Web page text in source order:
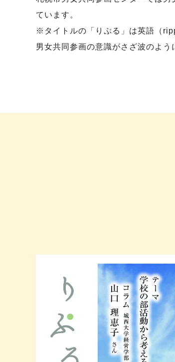
ています。
※タイトルの「りぷる」は英語（
男女共同参画の意識がさざ波のよう